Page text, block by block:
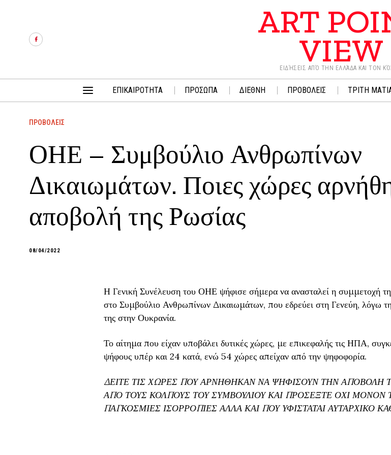
ART
VIEW
ΕΙΔΉΣΕΙΣ ΑΠΌ ΤΗΝ ΕΛΛΆΔΑ ΚΑΙ ΤΟΝ
ΕΠΙΚΑΙΡΟΤΗΤΑ ΠΡΟΣΩΠΑ ΔΙΕΘΝΗ ΠΡΟΒΟΛΕΙΣ ΤΡΙΤΗ
ΠΡΟΒΟΛΕΙΣ
ΟΗΕ – Συμβούλιο Ανθρωπίνων
Δικαιωμάτων. Ποιες χώρες
αποβολή της Ρωσίας
08/04/2022
Η Γενική Συνέλευση του ΟΗΕ ψήφισε σήμερα να ανασταλεί η συμμετοχή
στο Συμβούλιο Ανθρωπίνων Δικαιωμάτων, που εδρεύει στη Γενεύη, λόγω
της στην Ουκρανία.
Το αίτημα που είχαν υποβάλει δυτικές χώρες, με επικεφαλής τις ΗΠΑ,
ψήφους υπέρ και 24 κατά, ενώ 54 χώρες απείχαν από την ψηφοφορία.
ΔΕΙΤΕ ΤΙΣ ΧΩΡΕΣ ΠΟΥ ΑΡΝΗΘΗΚΑΝ ΝΑ ΨΗΦΙΣΟΥΝ ΤΗΝ ΑΠΟΒΟΛΗ
ΑΠΟ ΤΟΥΣ ΚΟΛΠΟΥΣ ΤΟΥ ΣΥΜΒΟΥΛΙΟΥ ΚΑΙ ΠΡΟΣΕΞΤΕ ΟΧΙ ΜΟΝΟΝ
ΠΑΓΚΟΣΜΙΕΣ ΙΣΟΡΡΟΠΙΕΣ ΑΛΛΑ ΚΑΙ ΠΟΥ ΥΦΙΣΤΑΤΑΙ ΑΥΤΑΡΧΙΚΟ